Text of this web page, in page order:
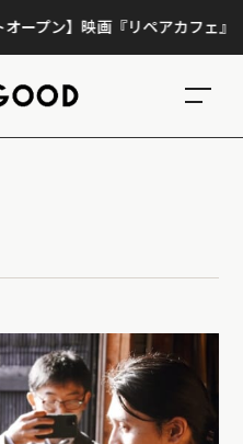
ン】映画『リペアカフェ』、上